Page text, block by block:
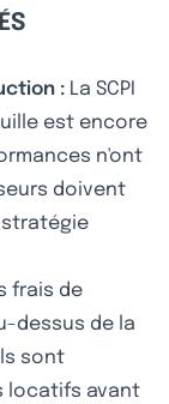
: La SCPI
est encore
n'ont
doivent
frais de
dessus de la
sont
locatifs avant